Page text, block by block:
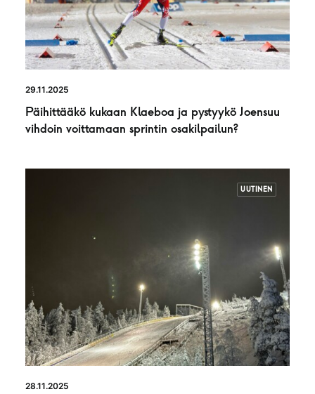
29.11.2025
Päihittääkö kukaan Klaeboa ja pystyykö Joensuu
vihdoin voittamaan sprintin osakilpailun?
UUTINEN
28.11.2025